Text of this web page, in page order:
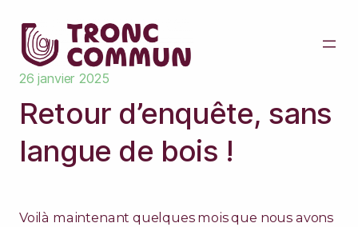
26 janvier 2025
Retour d’enquête, sans
langue de bois !
Voilà maintenant quelques mois que nous avons